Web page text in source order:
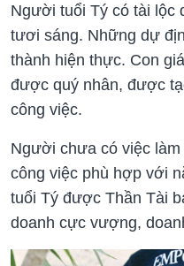
Người tuổi Tý có tài lộc
tươi sáng. Những dự
thành hiện thực. Con
được quý nhân, được
công việc.
Người chưa có việc
công việc phù hợp với
tuổi Tý được Thần Tài
doanh cực vượng,